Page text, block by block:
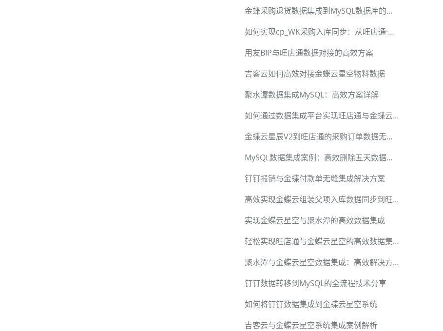
金蝶采购退货数据集成到MySQL数据库的实践分享
如何实现cp_WK采购入库同步：从旺店通·企业版到金蝶云星空
用友BIP与旺店通数据对接的高效方案
吉客云如何高效对接金蝶云星空物料数据
聚水谭数据集成MySQL：高效方案详解
如何通过数据集成平台实现旺店通与金蝶云的数据同步
金蝶云星辰V2到旺店通的采购订单数据无缝对接
MySQL数据集成案例：高效删除五天数据的方法
钉钉报销与金蝶付款单无缝集成解决方案
高效实现金蝶云组装父项入库数据同步到旺店通
实现金蝶云星空与聚水潭的高效数据集成
轻松实现旺店通与金蝶云星空的高效数据集成
聚水潭与金蝶云星空数据集成：高效解决方案分享
钉钉数据转移到MySQL的全流程技术分享
如何将钉钉数据集成到金蝶云星空系统
吉客云与金蝶云星空系统集成案例解析